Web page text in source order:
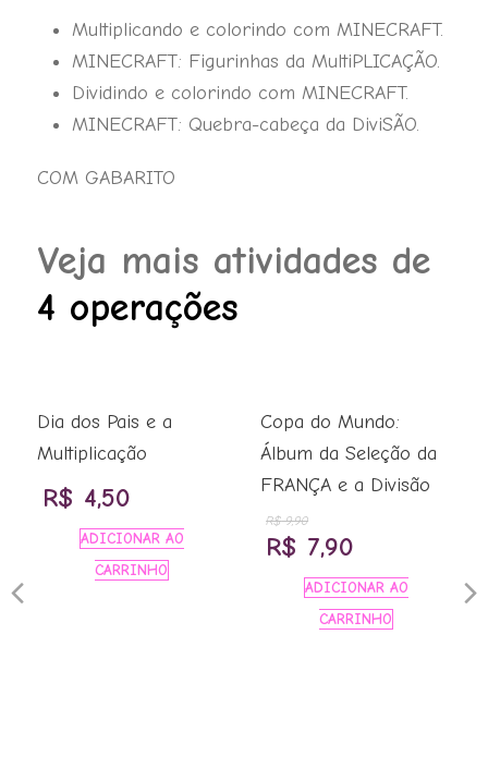
Multiplicando e colorindo com MINECRAFT.
MINECRAFT: Figurinhas da MultiPLICAÇÃO.
Dividindo e colorindo com MINECRAFT.
MINECRAFT: Quebra-cabeça da DiviSÃO.
COM GABARITO
Veja mais atividades de
4 operações
Dia dos Pais e a
Multiplicação
R$ 4,50
ADICIONAR AO
CARRINHO
Copa do Mundo:
Álbum da Seleção da
FRANÇA e a Divisão
R$9,90
O
preço
original
R$ 7,90
preço
atual
ADICIONAR AO
CARRINHO
Previous